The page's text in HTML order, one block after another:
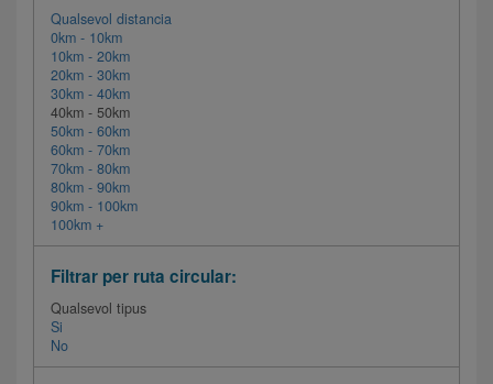
Qualsevol distancia
0km - 10km
10km - 20km
20km - 30km
30km - 40km
40km - 50km
50km - 60km
60km - 70km
70km - 80km
80km - 90km
90km - 100km
100km +
Filtrar per ruta circular:
Qualsevol tipus
Si
No